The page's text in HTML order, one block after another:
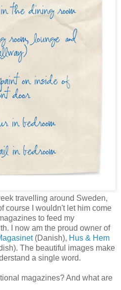
travelling around Sweden,
course I wouldn't let him come
to feed my
I now am the proud owner of
(Danish), Hus & Hem
The beautiful images make
a single word.
magazines? And what are